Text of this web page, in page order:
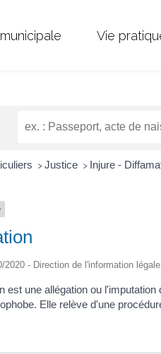
Vie
> Justice > Injure -
2020 - Direction de l'information
est une allégation ou
Elle relève d'une